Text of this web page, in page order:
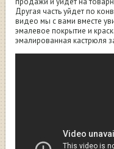
Другая часть уйдет по
видео мы с вами вместе
эмалевое покрытие и
эмалированная кастрюля